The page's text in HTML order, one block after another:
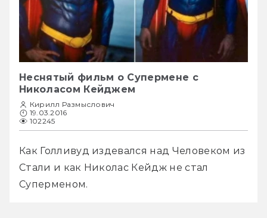
Неснятый фильм о Супермене с
Николасом Кейджем
Кирилл Размыслович
19.03.2016
102245
Как Голливуд издевался над Человеком из
Стали и как Николас Кейдж не стал
Суперменом.